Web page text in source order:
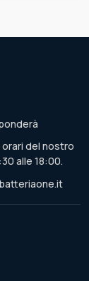
del nostro
alle 18:00.